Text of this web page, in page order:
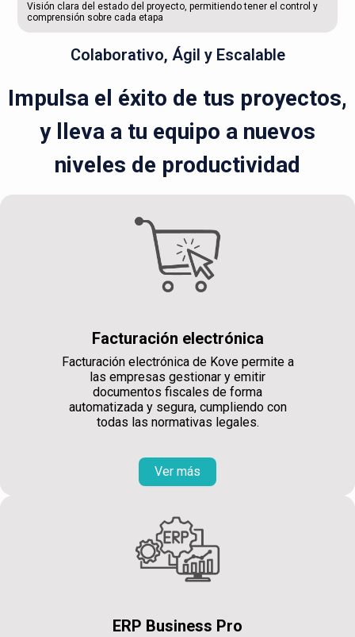
Visión clara del estado del proyecto, permitiendo tener el control y
comprensión sobre cada etapa
Colaborativo, Ágil y Escalable
Impulsa el éxito de tus proyectos,
y lleva a tu equipo a nuevos
niveles de productividad
Facturación electrónica
Facturación electrónica de Kove permite a
las empresas gestionar y emitir
documentos fiscales de forma
automatizada y segura, cumpliendo con
todas las normativas legales.
Ver más
ERP Business Pro